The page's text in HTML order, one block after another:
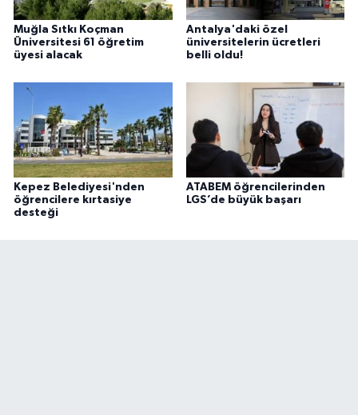
Muğla Sıtkı Koçman
Üniversitesi 61 öğretim
üyesi alacak
Antalya'daki özel
üniversitelerin ücretleri
belli oldu!
Kepez Belediyesi'nden
öğrencilere kırtasiye
desteği
ATABEM öğrencilerinden
LGS’de büyük başarı